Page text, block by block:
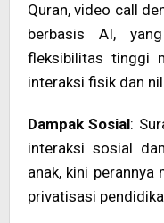
Quran, video call
berbasis AI,
fleksibilitas tinggi
interaksi fisik dan
Dampak Sosial:
interaksi sosial
anak, kini perannya
privatisasi